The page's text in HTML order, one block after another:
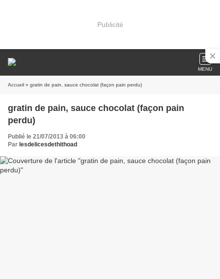
Publicité
MENU
Accueil » gratin de pain, sauce chocolat (façon pain perdu)
gratin de pain, sauce chocolat (façon pain
perdu)
Publié le 21/07/2013 à 06:00
Par lesdelicesdethithoad